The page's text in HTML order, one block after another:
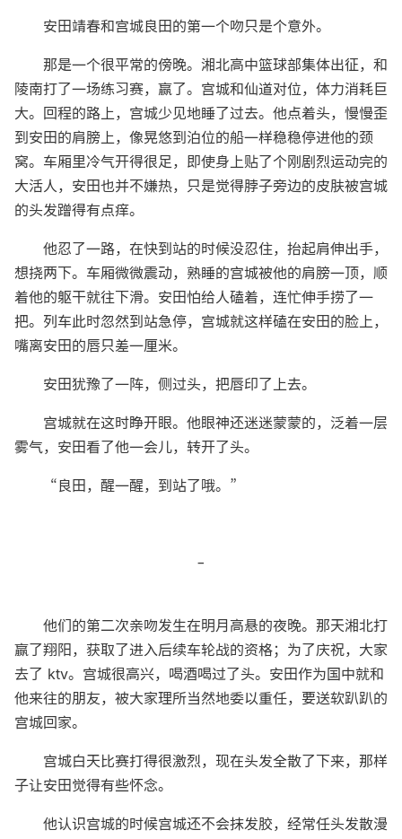
安田靖春和宫城良田的第一个吻只是个意外。
那是一个很平常的傍晚。湘北高中篮球部集体出征，和
陵南打了一场练习赛，赢了。宫城和仙道对位，体力消耗巨
大。回程的路上，宫城少见地睡了过去。他点着头，慢慢歪
到安田的肩膀上，像晃悠到泊位的船一样稳稳停进他的颈
窝。车厢里冷气开得很足，即使身上贴了个刚剧烈运动完的
大活人，安田也并不嫌热，只是觉得脖子旁边的皮肤被宫城
的头发蹭得有点痒。
他忍了一路，在快到站的时候没忍住，抬起肩伸出手，
想挠两下。车厢微微震动，熟睡的宫城被他的肩膀一顶，顺
着他的躯干就往下滑。安田怕给人磕着，连忙伸手捞了一
把。列车此时忽然到站急停，宫城就这样磕在安田的脸上，
嘴离安田的唇只差一厘米。
安田犹豫了一阵，侧过头，把唇印了上去。
宫城就在这时睁开眼。他眼神还迷迷蒙蒙的，泛着一层
雾气，安田看了他一会儿，转开了头。
“良田，醒一醒，到站了哦。”
-
他们的第二次亲吻发生在明月高悬的夜晚。那天湘北打
赢了翔阳，获取了进入后续车轮战的资格；为了庆祝，大家
去了 ktv。宫城很高兴，喝酒喝过了头。安田作为国中就和
他来往的朋友，被大家理所当然地委以重任，要送软趴趴的
宫城回家。
宫城白天比赛打得很激烈，现在头发全散了下来，那样
子让安田觉得有些怀念。
他认识宫城的时候宫城还不会抹发胶，经常任头发散漫